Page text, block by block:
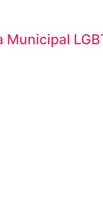
Municipal